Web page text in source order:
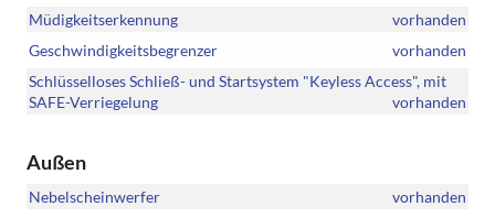
Müdigkeitserkennung
vorhanden
Geschwindigkeitsbegrenzer
vorhanden
Schlüsselloses Schließ- und Startsystem "Keyless Access", mit
SAFE-Verriegelung
vorhanden
Außen
Nebelscheinwerfer
vorhanden